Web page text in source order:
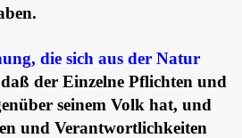
die sich aus der Natur
der Einzelne Pflichten und
seinem Volk hat, und
und Verantwortlichkeiten